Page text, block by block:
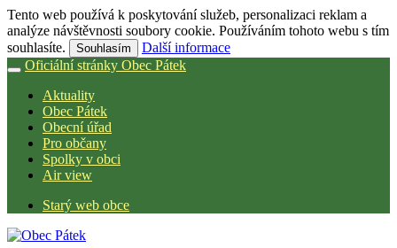
Tento web používá k poskytování služeb, personalizaci reklam a
analýze návštěvnosti soubory cookie. Používáním tohoto webu s tím
souhlasíte.
Souhlasím
Další informace
Oficiální stránky Obec Pátek
Aktuality
Obec Pátek
Obecní úřad
Pro občany
Spolky v obci
Air view
Starý web obce